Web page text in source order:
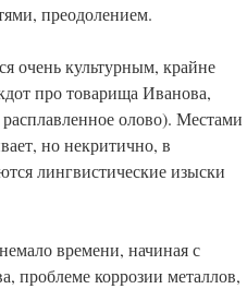
преодолением.
очень культурным, крайне
про товарища Иванова,
олово). Местами
но некритично, в
лингвистические изыски
времени, начиная с
проблеме коррозии металлов,